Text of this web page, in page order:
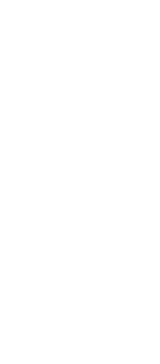
Ürün resmi
Ürün
Ürün